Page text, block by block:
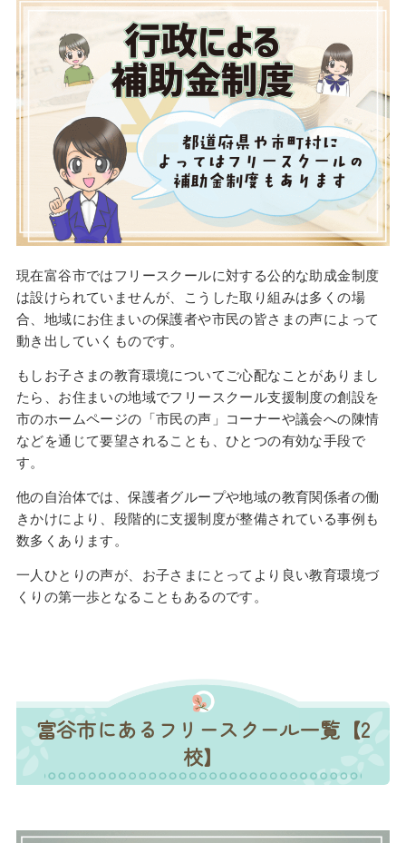
現在富谷市ではフリースクールに対する公的な助成金制度
は設けられていませんが、こうした取り組みは多くの場
合、地域にお住まいの保護者や市民の皆さまの声によって
動き出していくものです。
もしお子さまの教育環境についてご心配なことがありまし
たら、お住まいの地域でフリースクール支援制度の創設を
市のホームページの「市民の声」コーナーや議会への陳情
などを通じて要望されることも、ひとつの有効な手段で
す。
他の自治体では、保護者グループや地域の教育関係者の働
きかけにより、段階的に支援制度が整備されている事例も
数多くあります。
一人ひとりの声が、お子さまにとってより良い教育環境づ
くりの第一歩となることもあるのです。
富谷市にあるフリースクール一覧【2
校】